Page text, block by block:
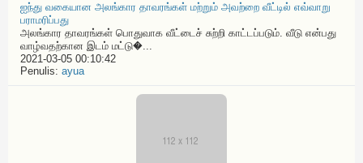
ஐந்து வகையான அலங்கார தாவரங்கள் மற்றும் அவற்றை வீட்டில் எவ்வாறு
பராமரிப்பது
அலங்கார தாவரங்கள் பொதுவாக வீட்டைச் சுற்றி காட்டப்படும். வீடு என்பது
வாழ்வதற்கான இடம் மட்டு�...
2021-03-05 00:10:42
Penulis: ayua